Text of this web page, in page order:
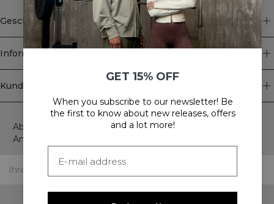
Geschäft
Information
Kundendienst
Newsletter
Abonnieren Sie unseren Newsletter! Erhalten Sie exklusive
Angebote, unsere neuesten Nachrichten und vieles mehr.
GET 15% OFF
When you subscribe to our newsletter! Be
the first to know about new releases, offers
and a lot more!